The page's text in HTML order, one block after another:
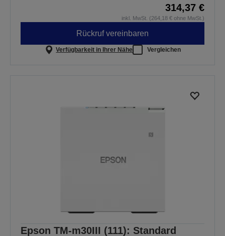
314,37 €
inkl. MwSt. (264,18 € ohne MwSt.)
Rückruf vereinbaren
Verfügbarkeit in Ihrer Nähe Vergleichen
Epson TM-m30III (111): Standard